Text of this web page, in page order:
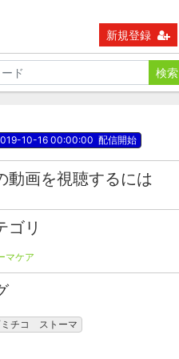
新規登録
検索
10-16 00:00:00 配信開始
動画を視聴するには
ゴリ
マケア
ミチコ ストーマ